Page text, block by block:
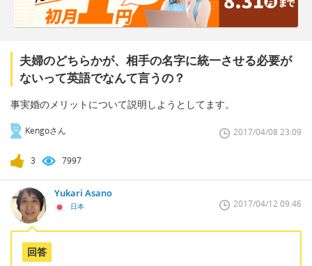
夫婦のどちらかが、相手の名字に統一させる必要が
ないって英語でなんて言うの？
事実婚のメリットについて説明しようとしてます。
Kengoさん 2017/04/08 23:09
3 7997
Yukari Asano
日本 2017/04/12 09:46
回答